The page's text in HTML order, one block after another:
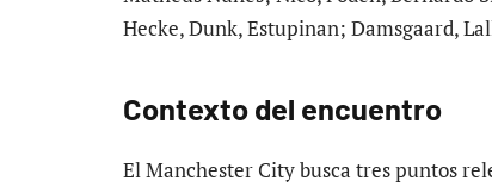
Hecke, Dunk, Estupinan; Damsgaard,
Contexto del encuentro
El Manchester City busca tres puntos